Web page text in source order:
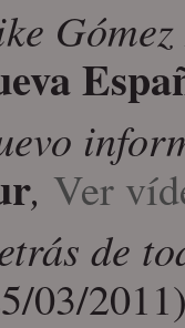
, Ver
de
03/